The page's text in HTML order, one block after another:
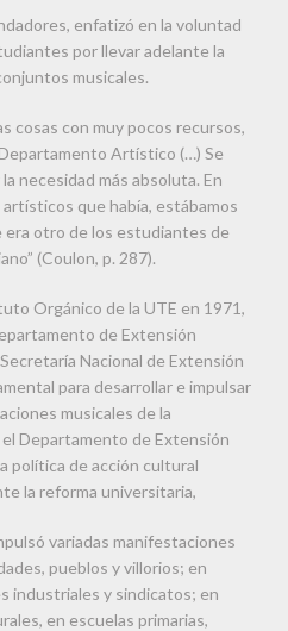
enfatizó en la voluntad
por llevar adelante la
musicales.
cosas con muy pocos recursos,
Artístico (…) Se
necesidad más absoluta. En
que había, estábamos
otro de los estudiantes de
(Coulon, p. 287).
Orgánico de la UTE en 1971,
de Extensión
Nacional de Extensión
para desarrollar e impulsar
musicales de la
Departamento de Extensión
política de acción cultural
la reforma universitaria,
variadas manifestaciones
pueblos y villorios; en
industriales y sindicatos; en
en escuelas primarias,